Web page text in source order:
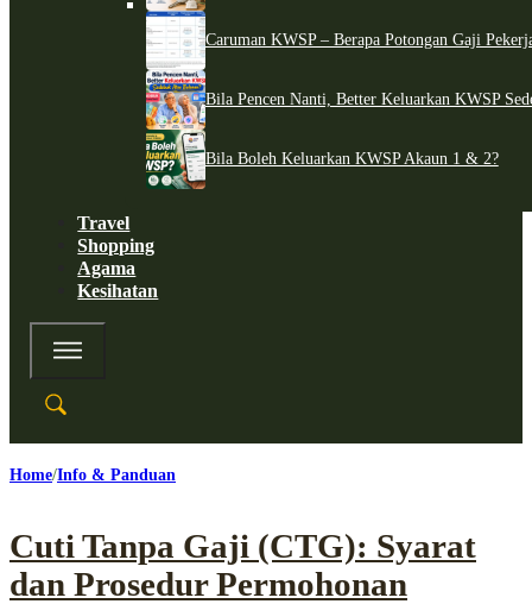
Caruman KWSP – Berapa Potongan Gaji
Bila Pencen Nanti, Better Keluarkan KWSP
Bila Boleh Keluarkan KWSP Akaun 1 & 2?
Travel
Shopping
Agama
Kesihatan
Home Info & Panduan
Cuti Tanpa Gaji (CTG): Syarat
dan Prosedur Permohonan